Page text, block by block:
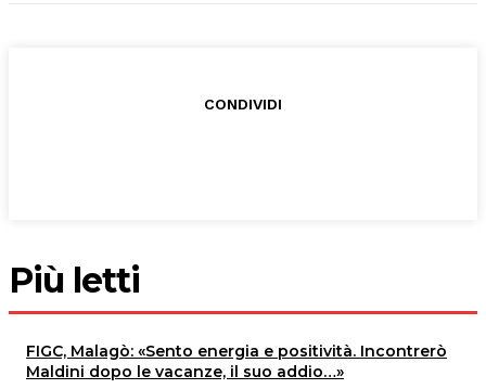
CONDIVIDI
Più letti
FIGC, Malagò: «Sento energia e positività. Incontrerò
Maldini dopo le vacanze, il suo addio…»